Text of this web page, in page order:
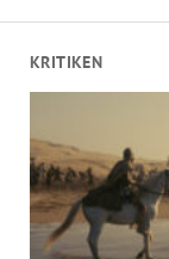
KRITIKEN